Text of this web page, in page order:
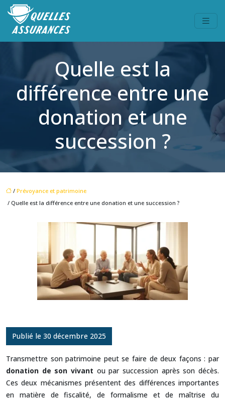
Quelle est la
différence entre une
donation et une
succession ?
/ Prévoyance et patrimoine
/ Quelle est la différence entre une donation et une succession ?
Publié le 30 décembre 2025
Transmettre son patrimoine peut se faire de deux façons : par
donation de son vivant ou par succession après son décès.
Ces deux mécanismes présentent des différences importantes
en matière de fiscalité, de formalisme et de maîtrise du